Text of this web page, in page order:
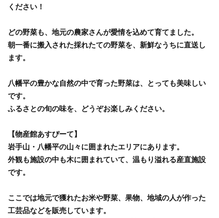
ください！
どの野菜も、地元の農家さんが愛情を込めて育てました。
朝一番に搬入された採れたての野菜を、新鮮なうちに直送し
ます。
八幡平の豊かな自然の中で育った野菜は、とっても美味しい
です。
ふるさとの旬の味を、どうぞお楽しみください。
【物産館あすぴーて】
岩手山・八幡平の山々に囲まれたエリアにあります。
外観も施設の中も木に囲まれていて、温もり溢れる産直施設
です。
ここでは地元で獲れたお米や野菜、果物、地域の人が作った
工芸品などを販売しています。